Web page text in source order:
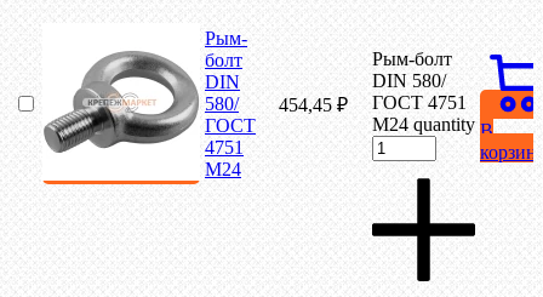
Рым-
болт
DIN
580/
ГОСТ
4751
М24
454,45 ₽
Рым-болт
DIN 580/
ГОСТ 4751
М24 quantity В